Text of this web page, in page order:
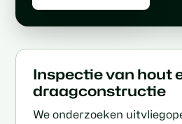
Inspectie van hout
draagconstructie
We onderzoeken